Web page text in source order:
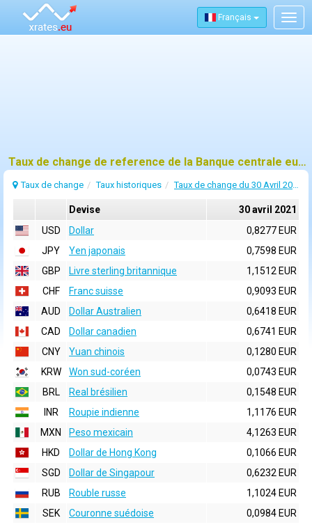
Français
Taux de change de reference de la Banque centrale europeenne (BCE) pour 30 avril 2021
Taux de change Taux historiques Taux de change du 30 Avril 2021
Devise
30 avril 2021
USD
Dollar
0,8277 EUR
JPY
Yen japonais
0,7598 EUR
GBP
Livre sterling britannique
1,1512 EUR
CHF
Franc suisse
0,9093 EUR
AUD
Dollar Australien
0,6418 EUR
CAD
Dollar canadien
0,6741 EUR
CNY
Yuan chinois
0,1280 EUR
KRW
Won sud-coréen
0,0743 EUR
BRL
Real brésilien
0,1548 EUR
INR
Roupie indienne
1,1176 EUR
MXN
Peso mexicain
4,1263 EUR
HKD
Dollar de Hong Kong
0,1066 EUR
SGD
Dollar de Singapour
0,6232 EUR
RUB
Rouble russe
1,1024 EUR
SEK
Couronne suédoise
0,0984 EUR